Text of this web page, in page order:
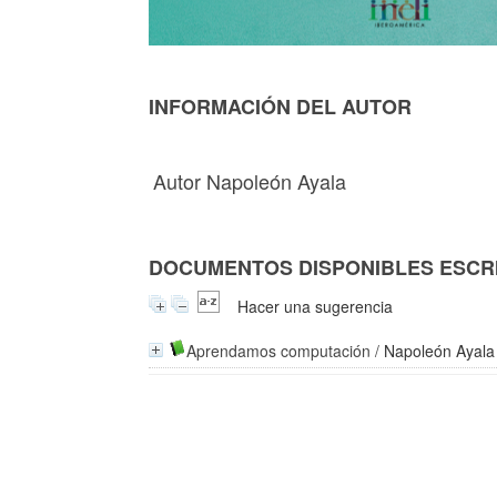
INFORMACIÓN DEL AUTOR
Autor Napoleón Ayala
DOCUMENTOS DISPONIBLES
Hacer una sugerencia
Aprendamos computación / Napoleón Ayala